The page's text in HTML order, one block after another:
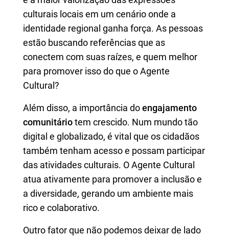
culturais locais em um cenário onde a
identidade regional ganha força. As pessoas
estão buscando referências que as
conectem com suas raízes, e quem melhor
para promover isso do que o Agente
Cultural?
Além disso, a importância doengajamento
comunitáriotem crescido. Num mundo tão
digital e globalizado, é vital que os cidadãos
também tenham acesso e possam participar
das atividades culturais. O Agente Cultural
atua ativamente para promover a inclusão e
a diversidade, gerando um ambiente mais
rico e colaborativo.
Outro fator que não podemos deixar de lado